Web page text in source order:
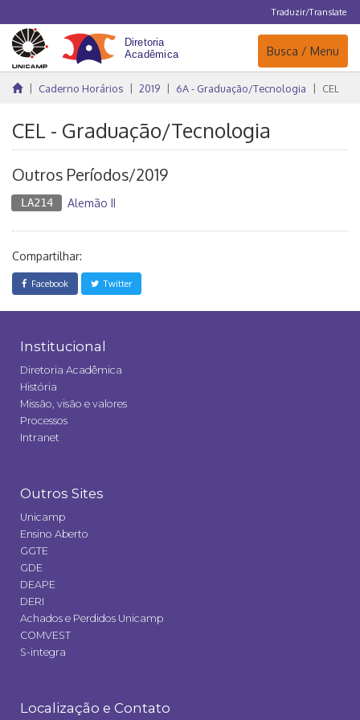
Traduzir/Translate
Navegação
Busca / Menu
Caderno Horários 2019 6A - Graduação/Tecnologia CEL
CEL - Graduação/Tecnologia
Outros Períodos/2019
LA214 Alemão II
Compartilhar:
Facebook Twitter
Institucional
Diretoria Acadêmica
História
Missão, visão e valores
Processos
Intranet
Outros Sites
Unicamp
Ensino Aberto
GGTE
GDE
DEAPE
DERI
Achados e Perdidos Unicamp
COMVEST
S-integra
Localização e Contato